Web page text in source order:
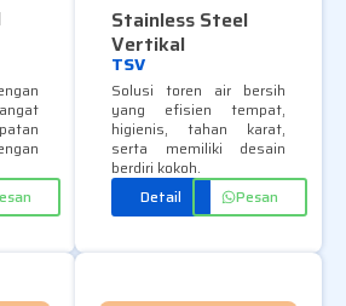
Stainless Steel
Vertikal
TSV
Solusi toren air bersih
yang efisien tempat,
higienis, tahan karat,
serta memiliki desain
berdiri kokoh.
Detail
Pesan